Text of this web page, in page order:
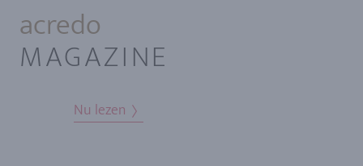
acredo
MAGAZINE
Nu lezen